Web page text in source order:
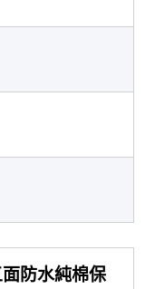
面防水純棉保